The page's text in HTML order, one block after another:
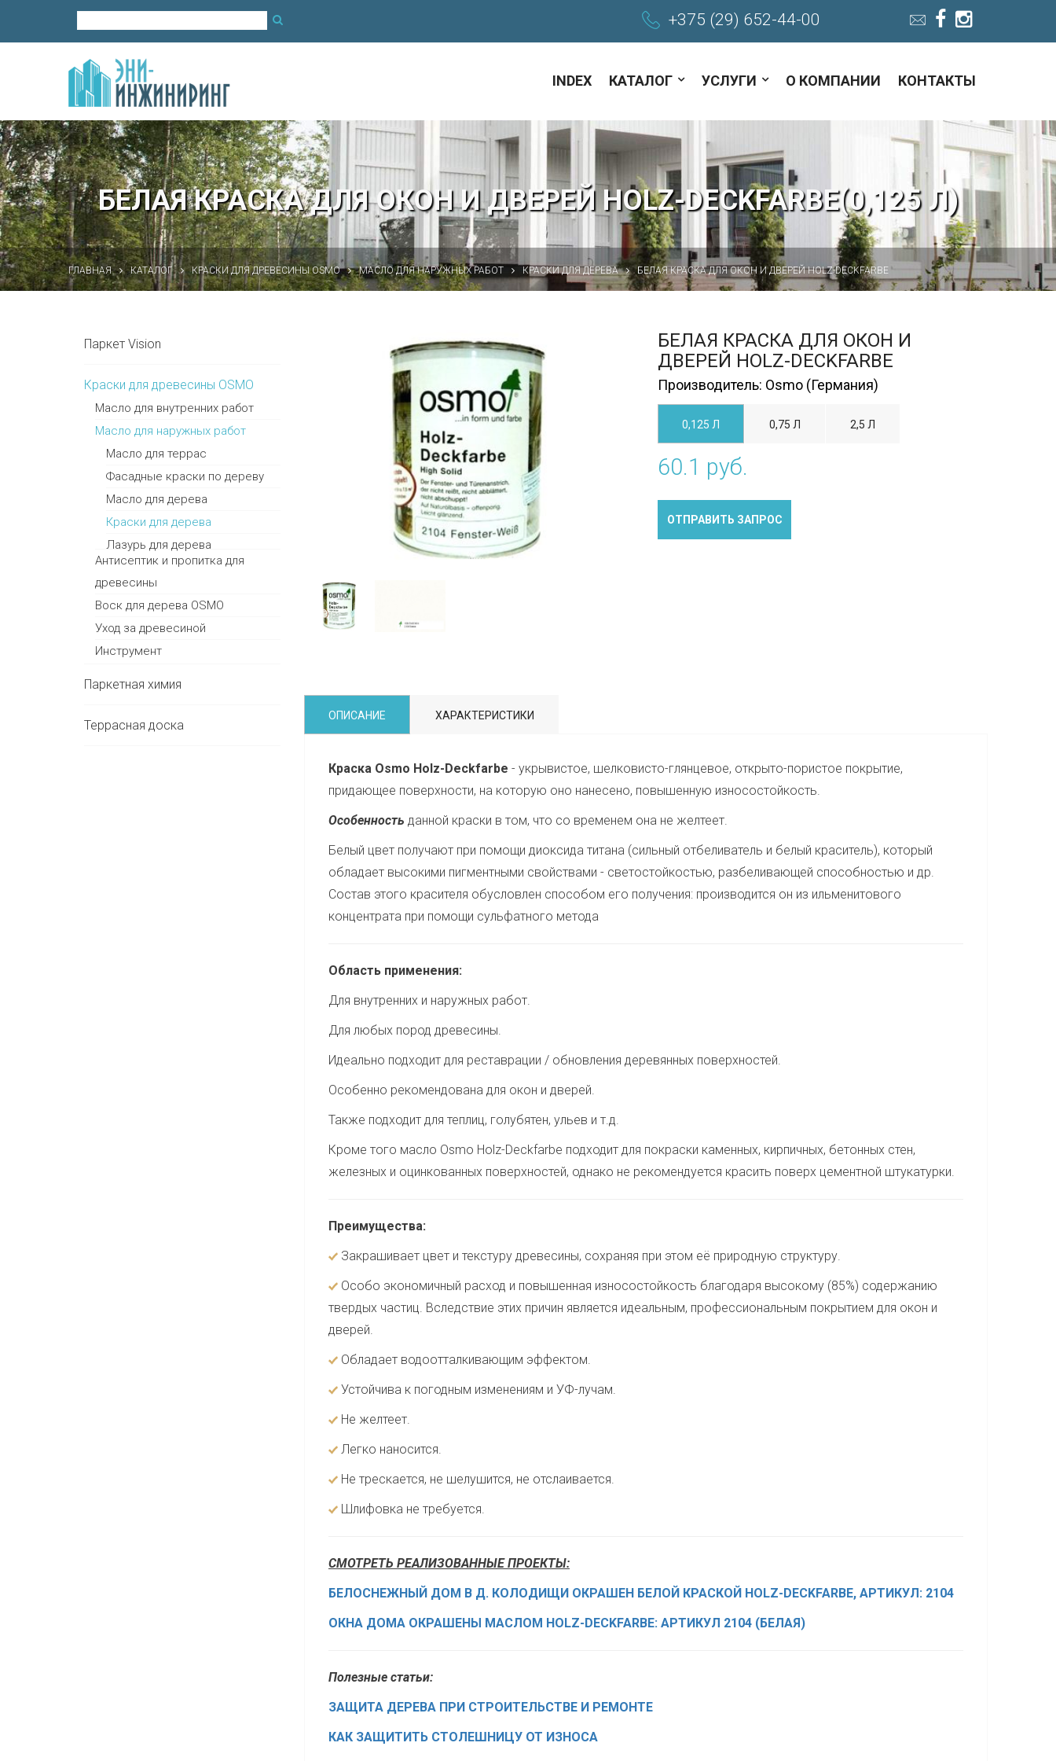
+375 (29) 652-44-00
INDEX КАТАЛОГ УСЛУГИ О КОМПАНИИ КОНТАКТЫ
БЕЛАЯ КРАСКА ДЛЯ ОКОН И ДВЕРЕЙ HOLZ-DECKFARBE(0,125 Л)
ГЛАВНАЯ КАТАЛОГ КРАСКИ ДЛЯ ДРЕВЕСИНЫ OSMO МАСЛО ДЛЯ НАРУЖНЫХ РАБОТ КРАСКИ ДЛЯ ДЕРЕВА БЕЛАЯ КРАСКА ДЛЯ ОКОН И ДВЕРЕЙ HOLZ-DECKFARBE
Паркет Vision
Краски для древесины OSMO
Масло для внутренних работ
Масло для наружных работ
Масло для террас
Фасадные краски по дереву
Масло для дерева
Краски для дерева
Лазурь для дерева
Антисептик и пропитка для
древесины
Воск для дерева OSMO
Уход за древесиной
Инструмент
Паркетная химия
Террасная доска
БЕЛАЯ КРАСКА ДЛЯ ОКОН И
ДВЕРЕЙ HOLZ-DECKFARBE
Производитель: Osmo (Германия)
0,125 Л 0,75 Л 2,5 Л
60.1 руб.
ОТПРАВИТЬ ЗАПРОС
ОПИСАНИЕ ХАРАКТЕРИСТИКИ
Краска Osmo Holz-Deckfarbe - укрывистое, шелковисто-глянцевое, открыто-пористое покрытие,
придающее поверхности, на которую оно нанесено, повышенную износостойкость.
Особенность данной краски в том, что со временем она не желтеет.
Белый цвет получают при помощи диоксида титана (сильный отбеливатель и белый краситель), который
обладает высокими пигментными свойствами - светостойкостью, разбеливающей способностью и др.
Состав этого красителя обусловлен способом его получения: производится он из ильменитового
концентрата при помощи сульфатного метода
Область применения:
Для внутренних и наружных работ.
Для любых пород древесины.
Идеально подходит для реставрации / обновления деревянных поверхностей.
Особенно рекомендована для окон и дверей.
Также подходит для теплиц, голубятен, ульев и т.д.
Кроме того масло Osmo Holz-Deckfarbe подходит для покраски каменных, кирпичных, бетонных стен,
железных и оцинкованных поверхностей, однако не рекомендуется красить поверх цементной штукатурки.
Преимущества:
Закрашивает цвет и текстуру древесины, сохраняя при этом её природную структуру.
Особо экономичный расход и повышенная износостойкость благодаря высокому (85%) содержанию
твердых частиц. Вследствие этих причин является идеальным, профессиональным покрытием для окон и
дверей.
Обладает водоотталкивающим эффектом.
Устойчива к погодным изменениям и УФ-лучам.
Не желтеет.
Легко наносится.
Не трескается, не шелушится, не отслаивается.
Шлифовка не требуется.
СМОТРЕТЬ РЕАЛИЗОВАННЫЕ ПРОЕКТЫ:
БЕЛОСНЕЖНЫЙ ДОМ В Д. КОЛОДИЩИ ОКРАШЕН БЕЛОЙ КРАСКОЙ HOLZ-DECKFARBE, АРТИКУЛ: 2104
ОКНА ДОМА ОКРАШЕНЫ МАСЛОМ HOLZ-DECKFARBE: АРТИКУЛ 2104 (БЕЛАЯ)
Полезные статьи:
ЗАЩИТА ДЕРЕВА ПРИ СТРОИТЕЛЬСТВЕ И РЕМОНТЕ
КАК ЗАЩИТИТЬ СТОЛЕШНИЦУ ОТ ИЗНОСА